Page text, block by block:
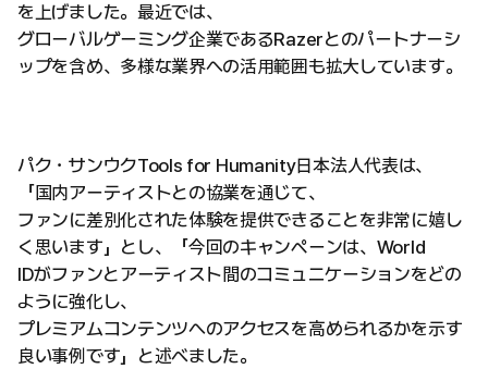
を上げました。最近では、
グローバルゲーミング企業であるRazerとのパートナーシ
ップを含め、多様な業界への活用範囲も拡大しています。
パク・サンウクTools for Humanity日本法人代表は、
「国内アーティストとの協業を通じて、
ファンに差別化された体験を提供できることを非常に嬉し
く思います」とし、「今回のキャンペーンは、World
IDがファンとアーティスト間のコミュニケーションをどの
ように強化し、
プレミアムコンテンツへのアクセスを高められるかを示す
良い事例です」と述べました。